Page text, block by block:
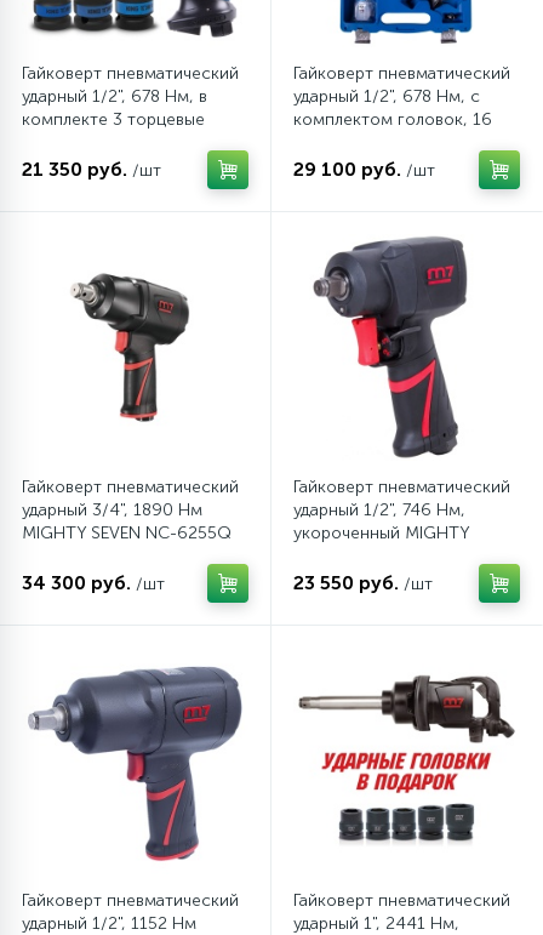
Гайковерт пневматический
ударный 1/2", 678 Нм, в
комплекте 3 торцевые
P33431-050B
21 350 руб. /шт
Гайковерт пневматический
ударный 1/2", 678 Нм, с
комплектом головок, 16
44802AMP
29 100 руб. /шт
Гайковерт пневматический
ударный 3/4", 1890 Нм
MIGHTY SEVEN NC-6255Q
34 300 руб. /шт
Гайковерт пневматический
ударный 1/2", 746 Нм,
укороченный MIGHTY
23 550 руб. /шт
Гайковерт пневматический
ударный 1/2", 1152 Нм
Гайковерт пневматический
ударный 1", 2441 Нм,